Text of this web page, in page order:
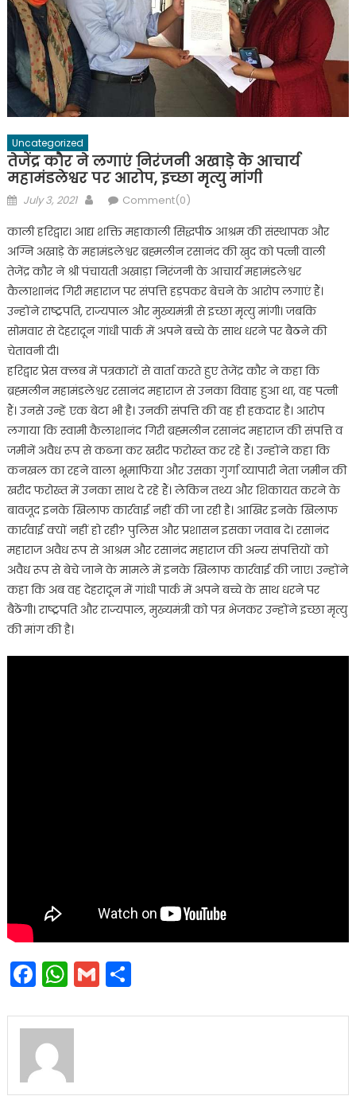
Uncategorized
तेजेंद्र कौर ने लगाएं निरंजनी अखाड़े के आचार्य
महामंडलेश्वर पर आरोप, इच्छा मृत्यु मांगी
Posted
July 3, 2021 AuthorComment(0)
काली हरिद्वार। आद्य शक्ति महाकाली सिद्धपीठ आश्रम की संस्थापक और
अग्नि अखाड़े के महामंडलेश्वर ब्रह्मलीन रसानंद की खुद को पत्नी वाली
तेजेंद्र कौर ने श्री पंचायती अखाड़ा निरंजनी के आचार्य महामंडलेश्वर
कैलाशानंद गिरी महाराज पर संपत्ति हड़पकर बेचने के आरोप लगाएं हैं।
उन्होंने राष्ट्रपति, राज्यपाल और मुख्यमंत्री से इच्छा मृत्यु मांगी। जबकि
सोमवार से देहरादून गांधी पार्क में अपने बच्चे के साथ धरने पर बैठने की
चेतावनी दी।
हरिद्वार प्रेस क्लब में पत्रकारों से वार्ता करते हुए तेजेंद्र कौर ने कहा कि
ब्रह्मलीन महामंडलेश्वर रसानंद महाराज से उनका विवाह हुआ था, वह पत्नी
हैं। उनसे उन्हें एक बेटा भी है। उनकी संपत्ति की वह ही हकदार है। आरोप
लगाया कि स्वामी कैलाशानंद गिरी ब्रह्मलीन रसानंद महाराज की संपत्ति व
जमीनें अवैध रूप से कब्जा कर खरीद फरोख्त कर रहे हैं। उन्होंने कहा कि
कनखल का रहने वाला भूमाफिया और उसका गुर्गा व्यापारी नेता जमीन की
खरीद फरोख्त में उनका साथ दे रहे हैं। लेकिन तथ्य और शिकायत करने के
बावजूद इनके खिलाफ कार्रवाई नहीं की जा रही है। आखिर इनके खिलाफ
कार्रवाई क्यों नहीं हो रही? पुलिस और प्रशासन इसका जवाब दे। रसानंद
महाराज अवैध रूप से आश्रम और रसानंद महाराज की अन्य संपत्तियों को
अवैध रूप से बेचे जाने के मामले में इनके खिलाफ कार्रवाई की जाए। उन्होंने
कहा कि अब वह देहरादून में गांधी पार्क में अपने बच्चे के साथ धरने पर
बैठेंगी। राष्ट्रपति और राज्यपाल, मुख्यमंत्री को पत्र भेजकर उन्होंने इच्छा मृत्यु
की मांग की है।
Facebook
WhatsApp
GmailShare